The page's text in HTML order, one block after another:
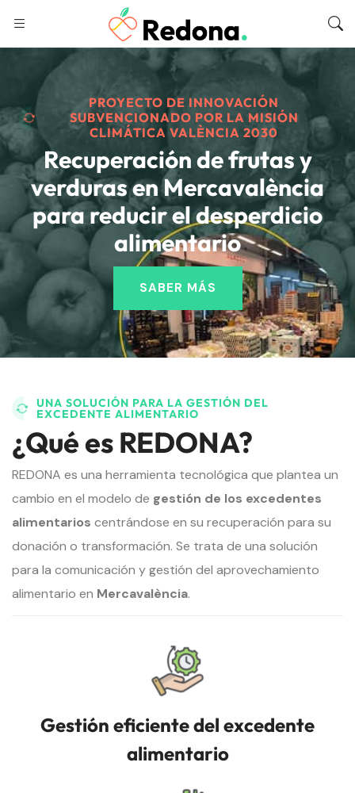
PROYECTO DE INNOVACIÓN
SUBVENCIONADO POR LA MISIÓN
CLIMÁTICA VALÈNCIA 2030
Recuperación de frutas y
verduras en Mercavalència
para reducir el desperdicio
alimentario
SABER MÁS
UNA SOLUCIÓN PARA LA GESTIÓN DEL
EXCEDENTE ALIMENTARIO
¿Qué es REDONA?
REDONA es una herramienta tecnológica que plantea un
cambio en el modelo de gestión de los excedentes
alimentarios centrándose en su recuperación para su
donación o transformación. Se trata de una solución
para la comunicación y gestión del aprovechamiento
alimentario en Mercavalència.
Gestión eficiente del excedente
alimentario